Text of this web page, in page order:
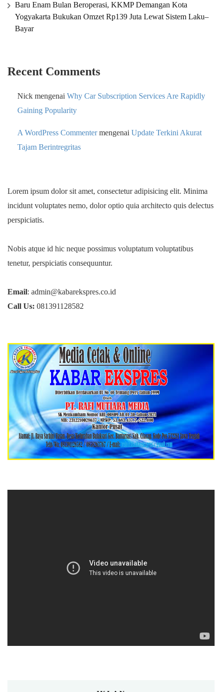
Baru Enam Bulan Beroperasi, KKMP Demangan Kota
Yogyakarta Bukukan Omzet Rp139 Juta Lewat Sistem Laku–
Bayar
Recent Comments
Nick mengenai Why Car Subscription Services Are Rapidly
Gaining Popularity
A WordPress Commentermengenai Update Terkini Akurat
Tajam Berintregritas
Lorem ipsum dolor sit amet, consectetur adipisicing elit. Minima
incidunt voluptates nemo, dolor optio quia architecto quis delectus
perspiciatis.
Nobis atque id hic neque possimus voluptatum voluptatibus
tenetur, perspiciatis consequuntur.
Email: admin@kabarekspres.co.id
Call Us: 081391128582